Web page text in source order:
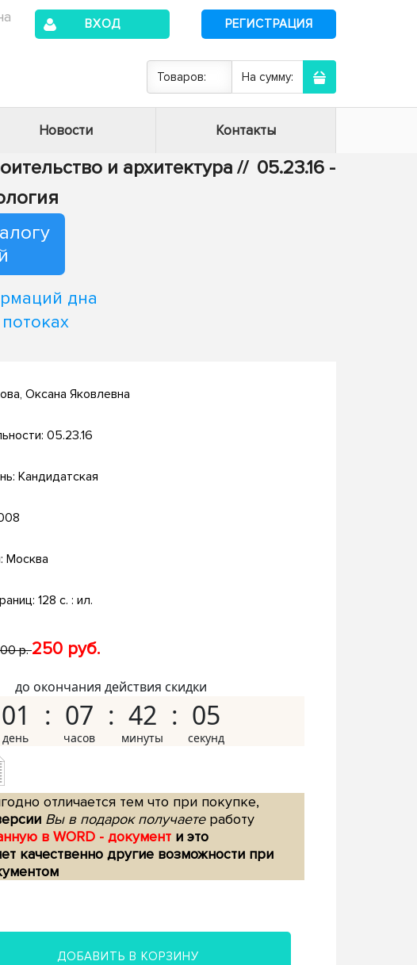
ВХОД РЕГИСТРАЦИЯ
Товаров: На сумму:
Новости Контакты
и архитектура // 05.23.16 -
дна
Оксана Яковлевна
05.23.16
Кандидатская
Москва
128 с. : ил.
р.250 руб.
до окончания действия скидки
01 07 42 04
отличается тем что при покупке,
Вы в подарок получаетеработу
в WORD - документ и это
качественно другие возможности при
ДОБАВИТЬ В КОРЗИНУ